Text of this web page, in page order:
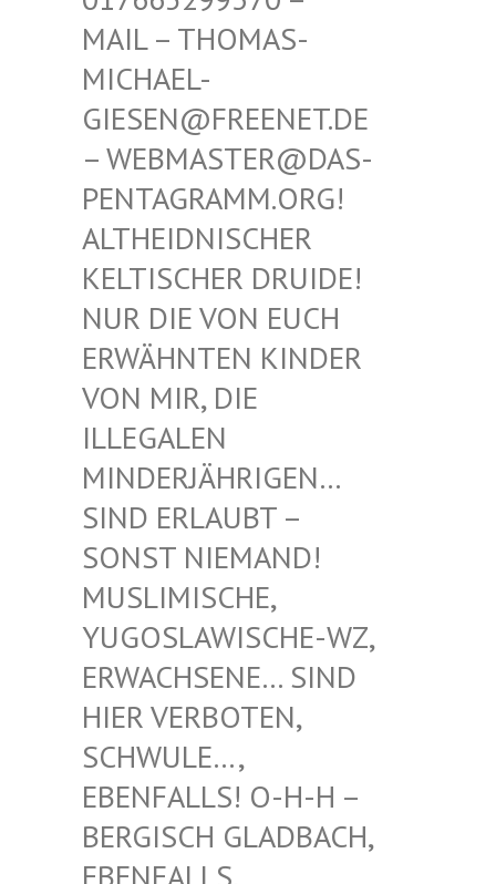
THOMAS-MICHAE
L-GIESEN
@FREENET.DE – WEBM
ASTER@DAS-PENTAG
RAMM.ORG! ALTHEI
DNISCHER KELTIS
CHER DRUIDE! NUR D
IE VON EUCH ERWÄHN
TEN KINDER VON MI
R, DIE ILLEGA
LEN MINDER
JÄHRIGEN… SIND E
RLAUBT – SONST
NIEMAND! MUSLIM
ISCHE, YUGOSL
AWISCHE-WZ, ERWACH
SENE… SIND HIER V
ERBOTEN, SCHWUL
E…, EBENFA
LLS! O-H-H – BERGIS
CH GLADBACH, EBENFA
LLS, VOLLST